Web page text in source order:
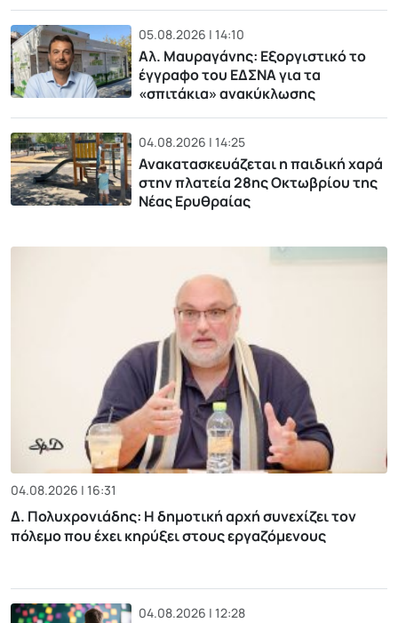
05.08.2026 | 14:10
Αλ. Μαυραγάνης: Εξοργιστικό το
έγγραφο του ΕΔΣΝΑ για τα
«σπιτάκια» ανακύκλωσης
04.08.2026 | 14:25
Ανακατασκευάζεται η παιδική χαρά
στην πλατεία 28ης Οκτωβρίου της
Νέας Ερυθραίας
04.08.2026 | 16:31
Δ. Πολυχρονιάδης: Η δημοτική αρχή συνεχίζει τον
πόλεμο που έχει κηρύξει στους εργαζόμενους
04.08.2026 | 12:28